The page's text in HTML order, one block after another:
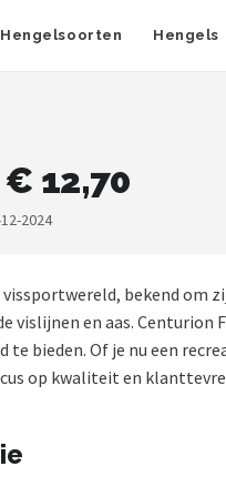
Hengelsoorten Hengels
12,70
2024
bekend om
vislijnen en aas.
bieden. Of je nu een
op kwaliteit en